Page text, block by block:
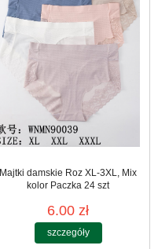
Majtki damskie Roz XL-3XL, Mix
kolor Paczka 24 szt
6.00 zł
szczegóły